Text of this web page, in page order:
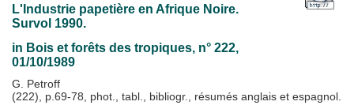
L'Industrie papetière en Afrique Noire.
Survol 1990.
in Bois et forêts des tropiques, n° 222,
01/10/1989
G. Petroff
(222), p.69-78, phot., tabl., bibliogr., résumés anglais et espagnol.